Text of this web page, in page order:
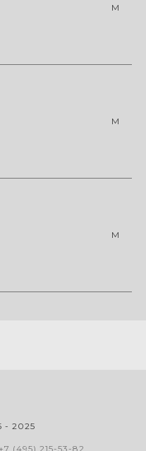
М
М
М
- 2025
+7 (495) 215-53-82